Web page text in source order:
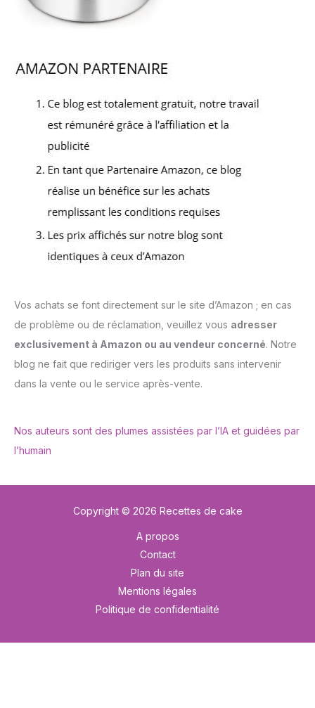
Vos achats se font directement sur le site d’Amazon ; en cas
de problème ou de réclamation, veuillez vous adresser
exclusivement à Amazon ou au vendeur concerné. Notre
blog ne fait que rediriger vers les produits sans intervenir
dans la vente ou le service après-vente.
Nos auteurs sont des plumes assistées par l’IA et guidées par
l’humain
Copyright © 2026 Recettes de cake
A propos
Contact
Plan du site
Mentions légales
Politique de confidentialité